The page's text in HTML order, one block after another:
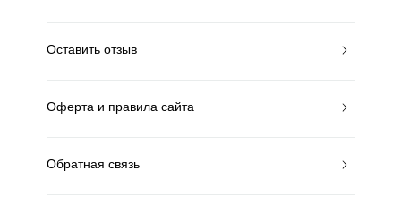
Оставить отзыв
Оферта и правила сайта
Обратная связь